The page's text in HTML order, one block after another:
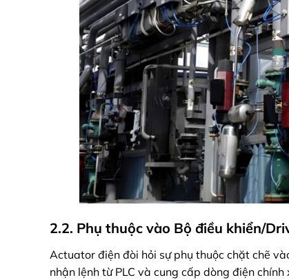
2.2. Phụ thuộc vào Bộ điều khiển/
Actuator điện đòi hỏi sự phụ thuộc chặt chẽ
nhận lệnh từ PLC và cung cấp dòng điện